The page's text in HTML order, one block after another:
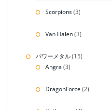
Scorpions(3)
Van Halen(3)
パワーメタル(15)
Angra (3)
DragonForce(2)